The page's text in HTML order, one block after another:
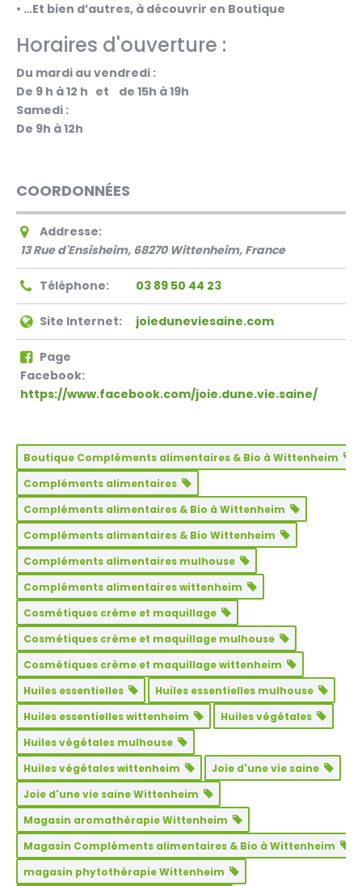
• …Et bien d’autres, à découvrir en Boutique
Horaires d'ouverture :
Du mardi au vendredi :
De 9 h à 12 h et de 15h à 19h
Samedi :
De 9h à 12h
COORDONNÉES
Addresse:
13 Rue d'Ensisheim, 68270 Wittenheim, France
Téléphone: 03 89 50 44 23
Site Internet: joieduneviesaine.com
Page
Facebook:
https://www.facebook.com/joie.dune.vie.saine/
Boutique Compléments alimentaires & Bio à Wittenheim
Compléments alimentaires
Compléments alimentaires & Bio à Wittenheim
Compléments alimentaires & Bio Wittenheim
Compléments alimentaires mulhouse
Compléments alimentaires wittenheim
Cosmétiques crème et maquillage
Cosmétiques crème et maquillage mulhouse
Cosmétiques crème et maquillage wittenheim
Huiles essentielles
Huiles essentielles mulhouse
Huiles essentielles wittenheim
Huiles végétales
Huiles végétales mulhouse
Huiles végétales wittenheim
Joie d'une vie saine
Joie d'une vie saine Wittenheim
Magasin aromathérapie Wittenheim
Magasin Compléments alimentaires & Bio à Wittenheim
magasin phytothérapie Wittenheim